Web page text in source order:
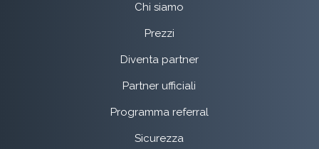
Chi siamo
Prezzi
Diventa partner
Partner ufficiali
Programma referral
Sicurezza